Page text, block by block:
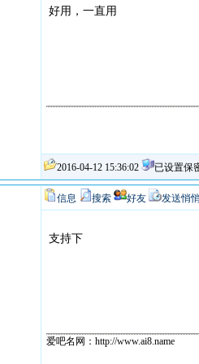
好用，一直用
2016-04-12 15:36:02 已设置保
信息 搜索 好友 发送悄
支持下
爱吧名网：http://www.ai8.name